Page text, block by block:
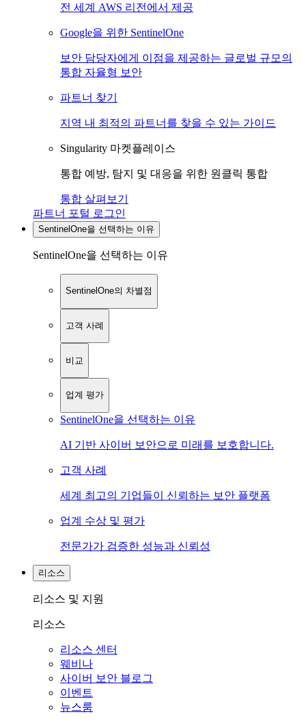
전 세계 AWS 리전에서 제공
Google을 위한 SentinelOne
보안 담당자에게 이점을 제공하는 글로벌 규모의
통합 자율형 보안
파트너 찾기
지역 내 최적의 파트너를 찾을 수 있는 가이드
Singularity 마켓플레이스
통합 예방, 탐지 및 대응을 위한 원클릭 통합
통합 살펴보기
파트너 포털 로그인
SentinelOne을 선택하는 이유
SentinelOne을 선택하는 이유
SentinelOne의 차별점
고객 사례
비교
업계 평가
SentinelOne을 선택하는 이유
AI 기반 사이버 보안으로 미래를 보호합니다.
고객 사례
세계 최고의 기업들이 신뢰하는 보안 플랫폼
업계 수상 및 평가
전문가가 검증한 성능과 신뢰성
리소스
리소스 및 지원
리소스
리소스 센터
웨비나
사이버 보안 블로그
이벤트
뉴스룸